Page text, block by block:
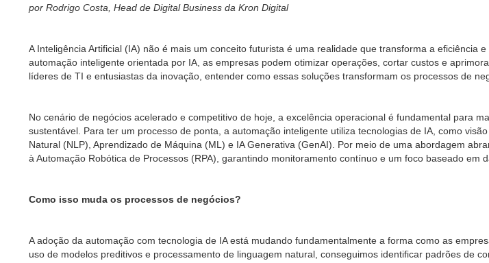
por Rodrigo Costa, Head de Digital Business da Kron Digital
A Inteligência Artificial (IA) não é mais um conceito futurista é uma realidade que transforma a eficiência
automação inteligente orientada por IA, as empresas podem otimizar operações, cortar custos e
líderes de TI e entusiastas da inovação, entender como essas soluções transformam os processos de
No cenário de negócios acelerado e competitivo de hoje, a excelência operacional é fundamental para
sustentável. Para ter um processo de ponta, a automação inteligente utiliza tecnologias de IA, como
Natural (NLP), Aprendizado de Máquina (ML) e IA Generativa (GenAI). Por meio de uma abordagem
à Automação Robótica de Processos (RPA), garantindo monitoramento contínuo e um foco baseado em
Como isso muda os processos de negócios?
A adoção da automação com tecnologia de IA está mudando fundamentalmente a forma como as
uso de modelos preditivos e processamento de linguagem natural, conseguimos identificar padrões de